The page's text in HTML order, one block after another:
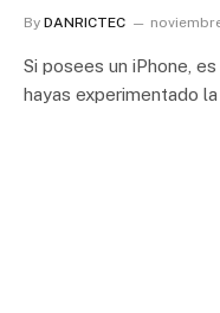
By DANRICTEC
Si posees un iPhone,
hayas experimentado